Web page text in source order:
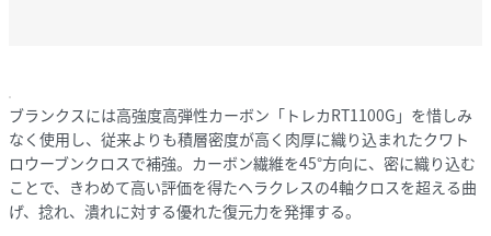
ブランクスには高強度高弾性カーボン「トレカRT1100G」を惜しみ
なく使用し、従来よりも積層密度が高く肉厚に織り込まれたクワト
ロウーブンクロスで補強。カーボン繊維を45°方向に、密に織り込む
ことで、きわめて高い評価を得たヘラクレスの4軸クロスを超える曲
げ、捻れ、潰れに対する優れた復元力を発揮する。